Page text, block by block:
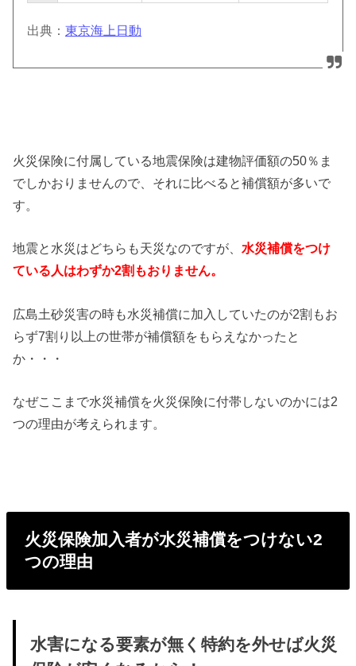
出典：東京海上日動
火災保険に付属している地震保険は建物評価額の50％ま
でしかおりませんので、それに比べると補償額が多いで
す。
地震と水災はどちらも天災なのですが、 水災補償をつけ
ている人はわずか2割もおりません。
広島土砂災害の時も水災補償に加入していたのが2割もお
らず7割り以上の世帯が補償額をもらえなかったと
か・・・
なぜここまで水災補償を火災保険に付帯しないのかには2
つの理由が考えられます。
火災保険加入者が水災補償をつけない2
つの理由
水害になる要素が無く特約を外せば火災